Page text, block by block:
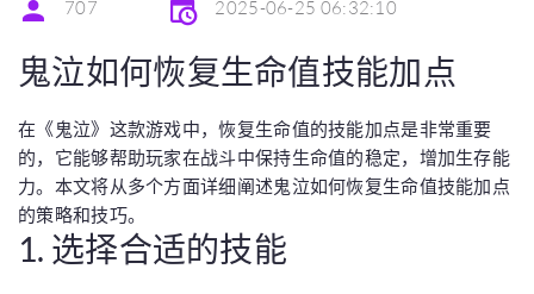
707 2025-06-25 06:32:10
鬼泣如何恢复生命值技能加点
在《鬼泣》这款游戏中，恢复生命值的技能加点是非常重要
的，它能够帮助玩家在战斗中保持生命值的稳定，增加生存能
力。本文将从多个方面详细阐述鬼泣如何恢复生命值技能加点
的策略和技巧。
1. 选择合适的技能